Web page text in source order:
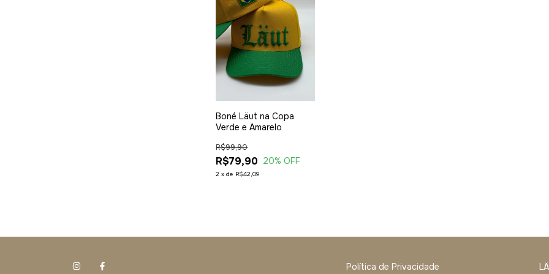
Boné Läut na Copa
Verde e Amarelo
R$79,90
R$99,90
20% OFF
2 xde R$42,09
Política de Privacidade